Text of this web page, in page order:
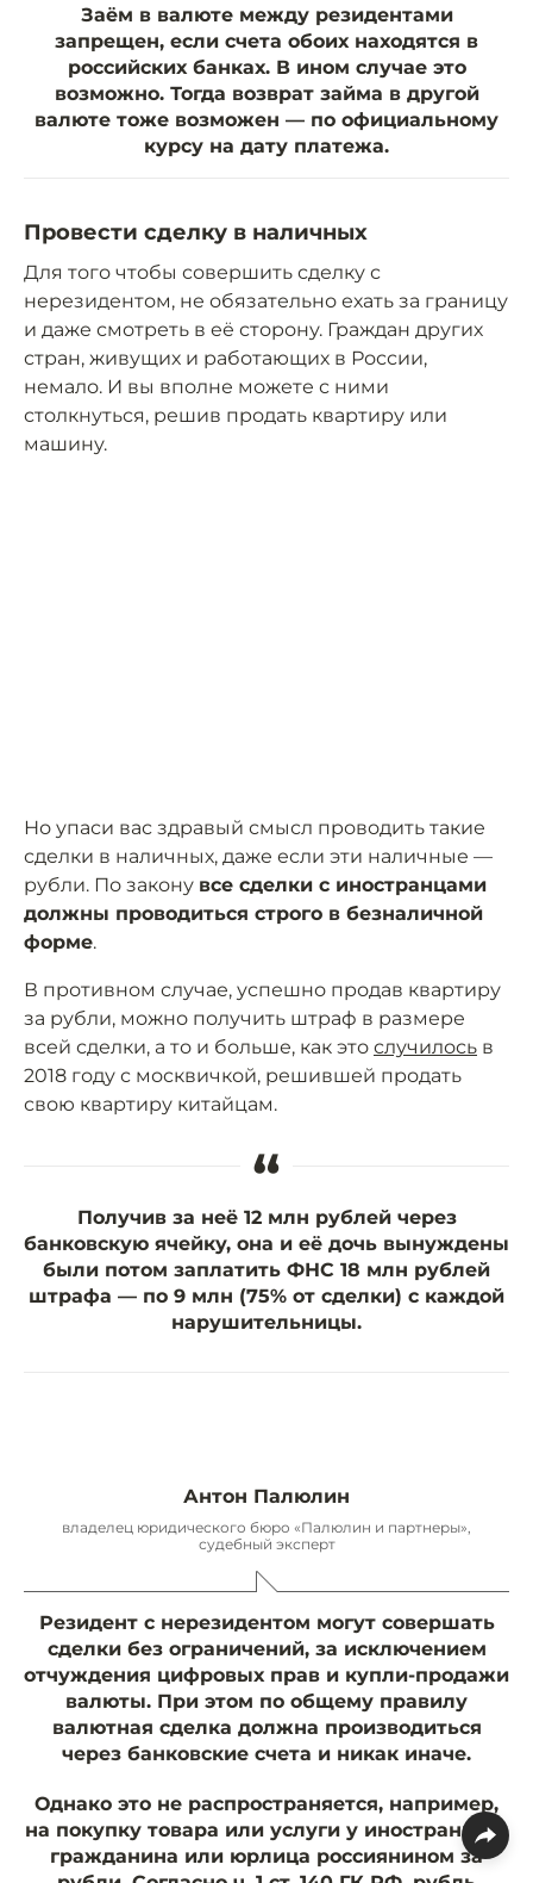
Заём в валюте между резидентами
запрещен, если счета обоих находятся в
российских банках. В ином случае это
возможно. Тогда возврат займа в другой
валюте тоже возможен — по официальному
курсу на дату платежа.
Провести сделку в наличных
Для того чтобы совершить сделку с
нерезидентом, не обязательно ехать за границу
и даже смотреть в её сторону. Граждан других
стран, живущих и работающих в России,
немало. И вы вполне можете с ними
столкнуться, решив продать квартиру или
машину.
Но упаси вас здравый смысл проводить такие
сделки в наличных, даже если эти наличные —
рубли. По закону все сделки с иностранцами
должны проводиться строго в безналичной
форме.
В противном случае, успешно продав квартиру
за рубли, можно получить штраф в размере
всей сделки, а то и больше, как это случилось в
2018 году с москвичкой, решившей продать
свою квартиру китайцам.
“
Получив за неё 12 млн рублей через
банковскую ячейку, она и её дочь вынуждены
были потом заплатить ФНС 18 млн рублей
штрафа — по 9 млн (75% от сделки) с каждой
нарушительницы.
Антон Палюлин
владелец юридического бюро «Палюлин и партнеры»,
судебный эксперт
Резидент с нерезидентом могут совершать
сделки без ограничений, за исключением
отчуждения цифровых прав и купли-продажи
валюты. При этом по общему правилу
валютная сделка должна производиться
через банковские счета и никак иначе.
Однако это не распространяется, например,
на покупку товара или услуги у иностранного
гражданина или юрлица россиянином за